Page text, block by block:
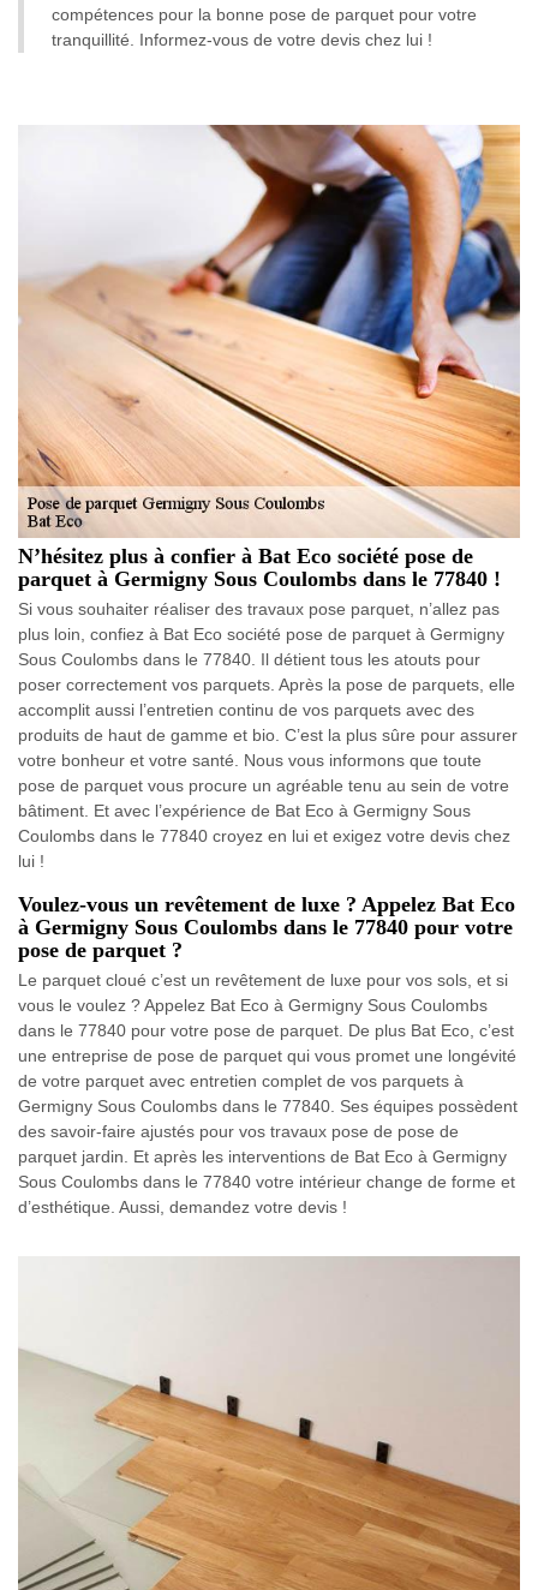
compétences pour la bonne pose de parquet pour votre
tranquillité. Informez-vous de votre devis chez lui !
N’hésitez plus à confier à Bat Eco société pose de
parquet à Germigny Sous Coulombs dans le 77840 !
Si vous souhaiter réaliser des travaux pose parquet, n’allez pas
plus loin, confiez à Bat Eco société pose de parquet à Germigny
Sous Coulombs dans le 77840. Il détient tous les atouts pour
poser correctement vos parquets. Après la pose de parquets, elle
accomplit aussi l’entretien continu de vos parquets avec des
produits de haut de gamme et bio. C’est la plus sûre pour assurer
votre bonheur et votre santé. Nous vous informons que toute
pose de parquet vous procure un agréable tenu au sein de votre
bâtiment. Et avec l’expérience de Bat Eco à Germigny Sous
Coulombs dans le 77840 croyez en lui et exigez votre devis chez
lui !
Voulez-vous un revêtement de luxe ? Appelez Bat Eco
à Germigny Sous Coulombs dans le 77840 pour votre
pose de parquet ?
Le parquet cloué c’est un revêtement de luxe pour vos sols, et si
vous le voulez ? Appelez Bat Eco à Germigny Sous Coulombs
dans le 77840 pour votre pose de parquet. De plus Bat Eco, c’est
une entreprise de pose de parquet qui vous promet une longévité
de votre parquet avec entretien complet de vos parquets à
Germigny Sous Coulombs dans le 77840. Ses équipes possèdent
des savoir-faire ajustés pour vos travaux pose de pose de
parquet jardin. Et après les interventions de Bat Eco à Germigny
Sous Coulombs dans le 77840 votre intérieur change de forme et
d’esthétique. Aussi, demandez votre devis !